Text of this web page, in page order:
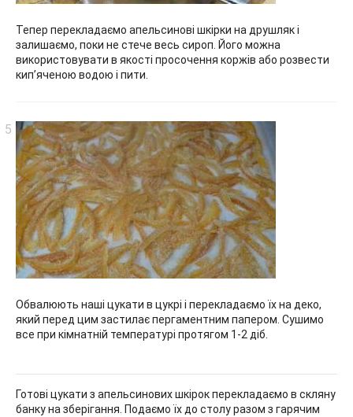
Тепер перекладаємо апельсинові шкірки на друшляк і
залишаємо, поки не стече весь сироп. Його можна
використовувати в якості просочення коржів або розвести
кип’яченою водою і пити.
Обвалюють наші цукати в цукрі і перекладаємо їх на деко,
який перед цим застилає пергаментним папером. Сушимо
все при кімнатній температурі протягом 1-2 діб.
Готові цукати з апельсинових шкірок перекладаємо в скляну
банку на зберігання. Подаємо їх до столу разом з гарячим